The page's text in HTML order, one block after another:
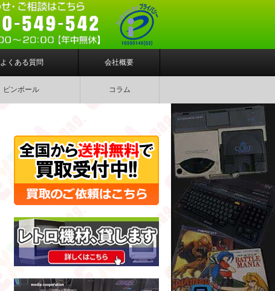
よくある質問 会社概要
ピンボール コラム